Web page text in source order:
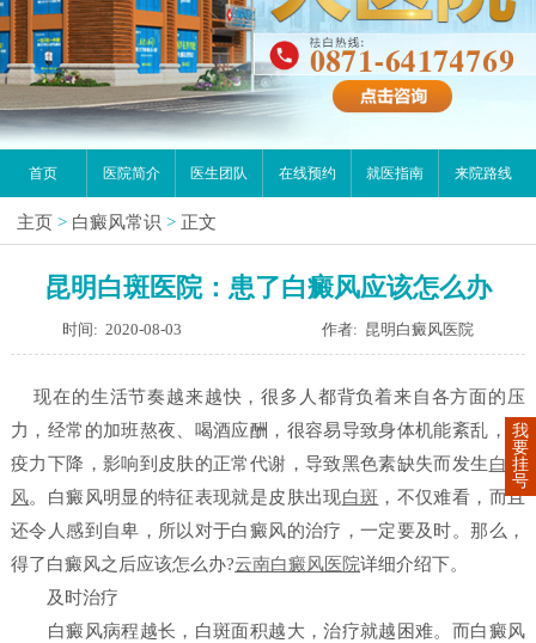
首页 医院简介 医生团队 在线预约 就医指南 来院路线
主页 > 白癜风常识 > 正文
昆明白斑医院：患了白癜风应该怎么办
时间: 2020-08-03 作者: 昆明白癜风医院
现在的生活节奏越来越快，很多人都背负着来自各方面的压
力，经常的加班熬夜、喝酒应酬，很容易导致身体机能紊乱，免
疫力下降，影响到皮肤的正常代谢，导致黑色素缺失而发生白癜
风。白癜风明显的特征表现就是皮肤出现白斑 ，不仅难看，而且
还令人感到自卑，所以对于白癜风的治疗，一定要及时。那么，
得了白癜风之后应该怎么办?云南白癜风医院详细介绍下。
及时治疗
白癜风病程越长，白斑面积越大，治疗就越困难。而白癜风
我
要
挂
号